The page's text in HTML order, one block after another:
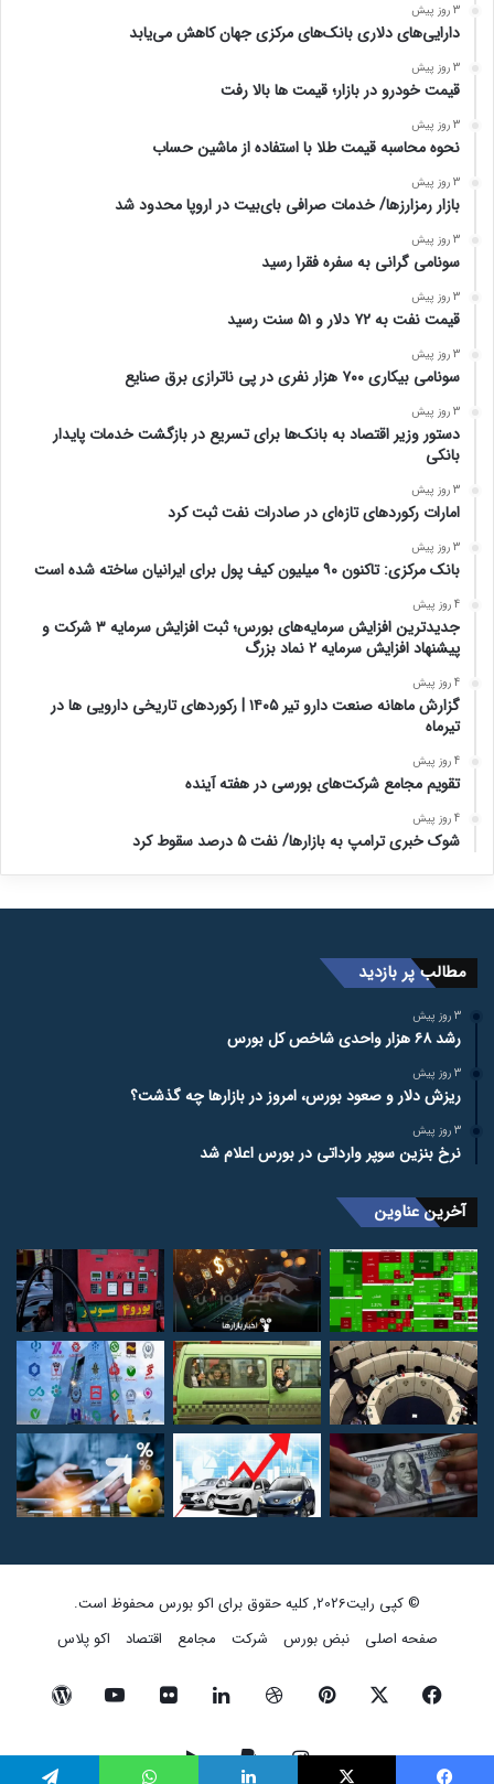
3 روز پیش
دارایی‌های دلاری بانک‌های مرکزی جهان کاهش می‌یابد
3 روز پیش
قیمت خودرو در بازار؛ قیمت ها بالا رفت
3 روز پیش
نحوه محاسبه قیمت طلا با استفاده از ماشین حساب
3 روز پیش
بازار رمزارزها/ خدمات صرافی بای‌بیت در اروپا محدود شد
3 روز پیش
سونامی گرانی به سفره فقرا رسید
3 روز پیش
قیمت نفت به ۷۲ دلار و ۵۱ سنت رسید
3 روز پیش
سونامی بیکاری ۷۰۰ هزار نفری در پی ناترازی برق صنایع
3 روز پیش
دستور وزیر اقتصاد به بانک‌ها برای تسریع در بازگشت خدمات پایدار
بانکی
3 روز پیش
امارات رکورد‌های تازه‌ای در صادرات نفت ثبت کرد
3 روز پیش
بانک مرکزی: تاکنون ۹۰ میلیون کیف پول برای ایرانیان ساخته شده است
4 روز پیش
جدیدترین افزایش سرمایه‌های بورس؛ ثبت افزایش سرمایه ۳ شرکت و
پیشنهاد افزایش سرمایه ۲ نماد بزرگ
4 روز پیش
گزارش ماهانه صنعت دارو تیر ۱۴۰۵ | رکوردهای تاریخی دارویی ها در
تیرماه
4 روز پیش
تقویم مجامع شرکت‌های بورسی در هفته آینده
4 روز پیش
شوک خبری ترامپ به بازارها/ نفت ۵ درصد سقوط کرد
مطالب پر بازدید
3 روز پیش
رشد ۶۸ هزار واحدی شاخص کل بورس
3 روز پیش
ریزش دلار و صعود بورس، امروز در بازارها چه گذشت؟
3 روز پیش
نرخ بنزین سوپر وارداتی در بورس اعلام شد
آخرین عناوین
© کپی رایت2026, کلیه حقوق برای اکو بورس محفوظ است.
صفحه اصلی
نبض بورس شرکت مجامع اقتصاد اکو پلاس
فیسبوک ایکس پینتریستدریبببل لینکداین تصاویر
یوتیوب
اینستاگرام
پی‌پالگوگل